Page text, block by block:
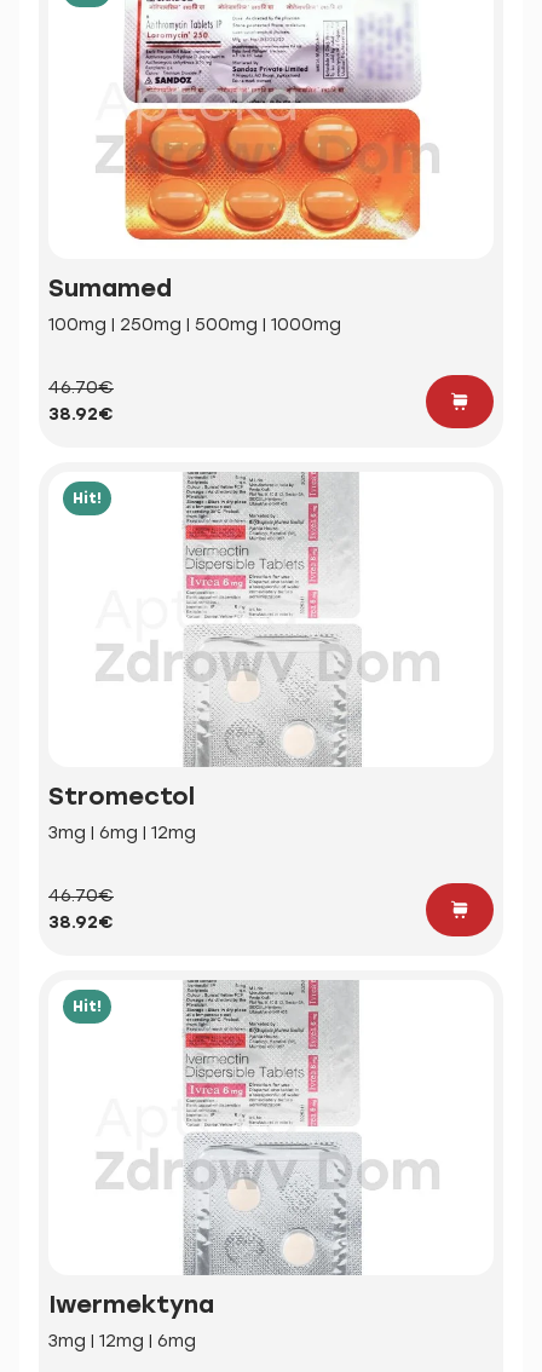
Sumamed
100mg | 250mg | 500mg | 1000mg
46.70€
38.92€
Hit!
Stromectol
3mg | 6mg | 12mg
46.70€
38.92€
Hit!
Iwermektyna
3mg | 12mg | 6mg